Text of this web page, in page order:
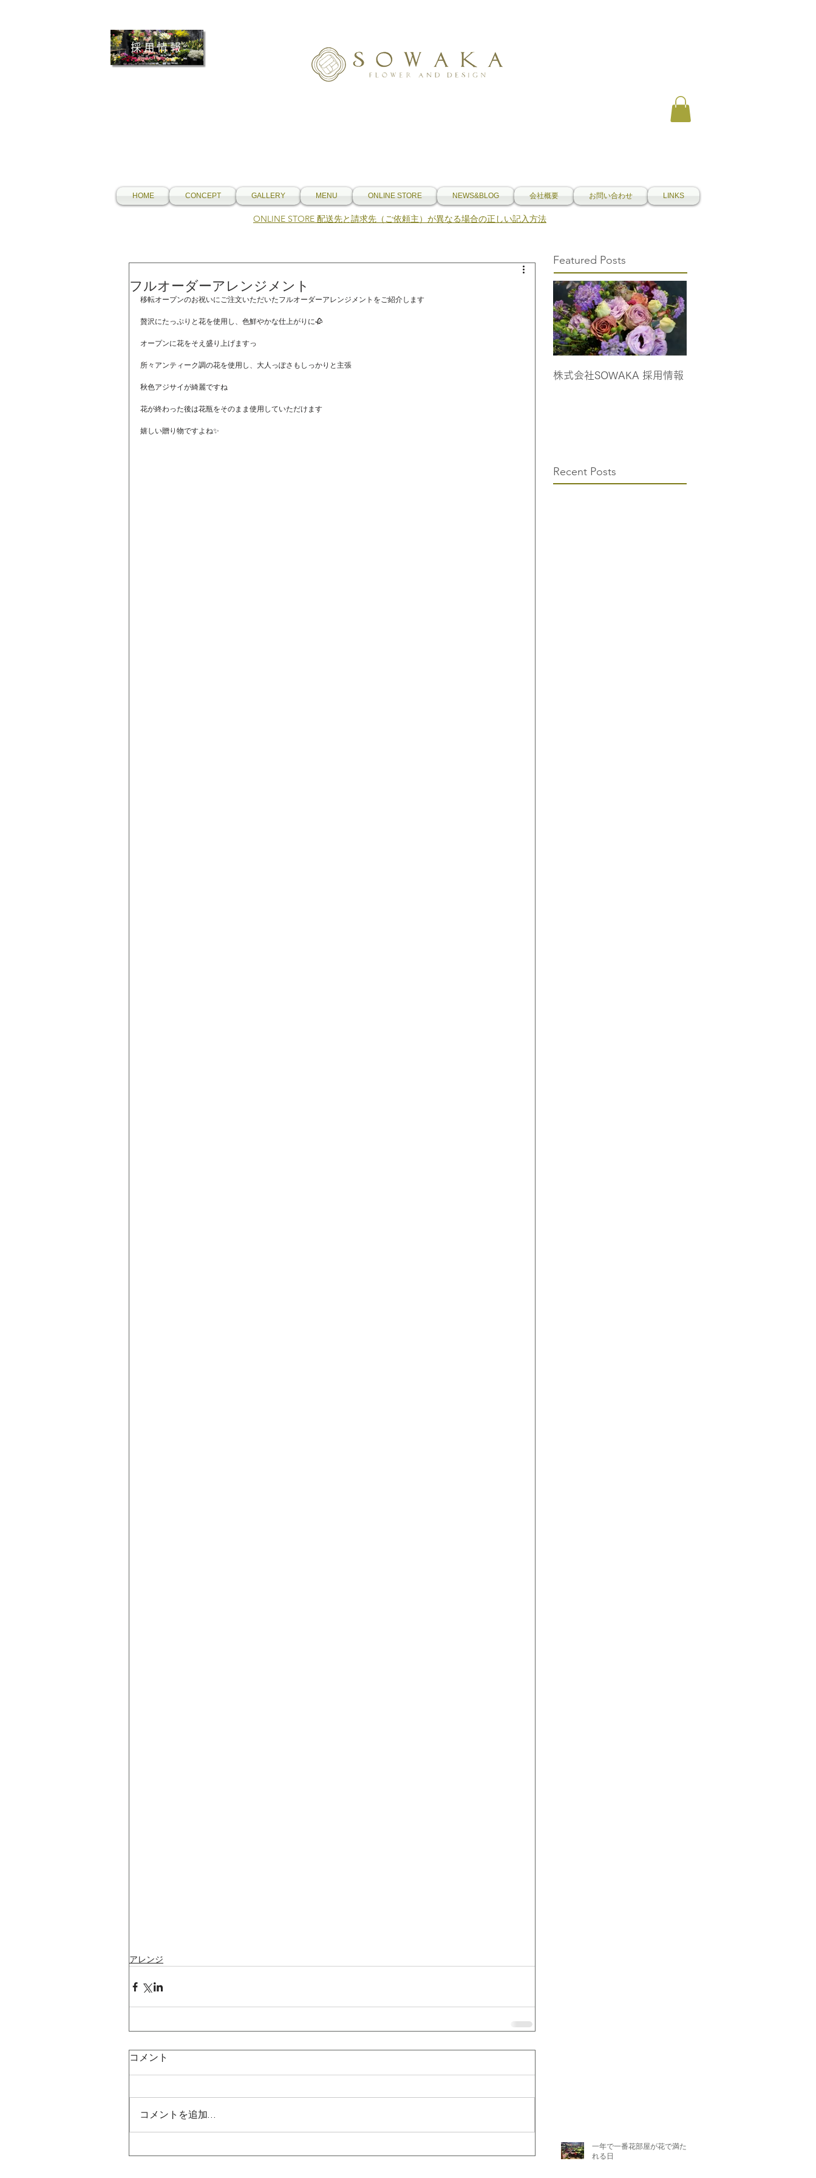
採用情報
HOME CONCEPT GALLERY MENU ONLINE STORE NEWS&BLOG 会社概要 お問い合わせ LINKS
​ONLINE STORE 配送先と請求先（ご依頼主）が異なる場合の正しい記入方法
フルオーダーアレンジメント
移転オープンのお祝いにご注文いただいたフルオーダーアレンジメントをご紹介します
贅沢にたっぷりと花を使用し、色鮮やかな仕上がりに🥀
オープンに花をそえ盛り上げますっ
所々アンティーク調の花を使用し、大人っぽさもしっかりと主張
秋色アジサイが綺麗ですね
花が終わった後は花瓶をそのまま使用していただけます
嬉しい贈り物ですよね✨
アレンジ
コメント
コメントを追加…
Featured Posts
株式会社SOWAKA 採用情報
Recent Posts
一年で一番花部屋が花で満たさ
れる日